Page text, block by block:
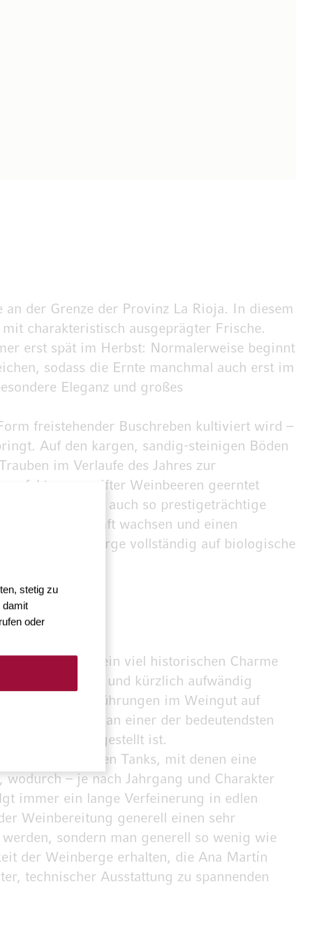
stetig zu
damit
oder
der Grenze der Provinz La Rioja. In diesem
charakteristisch ausgeprägter Frische.
erst spät im Herbst: Normalerweise beginnt
sodass die Ernte manchmal auch erst im
Eleganz und großes
freistehender Buschreben kultiviert wird –
Auf den kargen, sandig-steinigen Böden
im Verlaufe des Jahres zur
ausgereifter Weinbeeren geerntet
darunter auch so prestigeträchtige
Felslandschaft wachsen und einen
der Weinberge vollständig auf biologische
und ungemein viel historischen Charme
erbaut und kürzlich aufwändig
bis Samstag Führungen im Weingut auf
können sich an einer der bedeutendsten
Cuzcurrita ausgestellt ist.
konischen Tanks, mit denen eine
– je nach Jahrgang und Charakter
immer ein lange Verfeinerung in edlen
Weinbereitung generell einen sehr
sondern man generell so wenig wie
der Weinberge erhalten, die Ana Martín
technischer Ausstattung zu spannenden